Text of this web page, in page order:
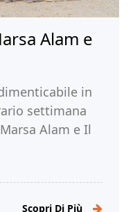
Alam e
in
settimana
Alam e Il
Scopri Di Più